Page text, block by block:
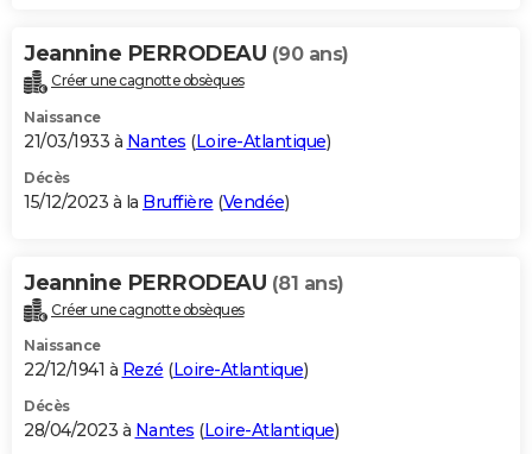
Jeannine PERRODEAU (90 ans)
Créer une cagnotte obsèques
Naissance
21/03/1933 à Nantes (Loire-Atlantique)
Décès
15/12/2023 à la Bruffière (Vendée)
Jeannine PERRODEAU (81 ans)
Créer une cagnotte obsèques
Naissance
22/12/1941 à Rezé (Loire-Atlantique)
Décès
28/04/2023 à Nantes (Loire-Atlantique)